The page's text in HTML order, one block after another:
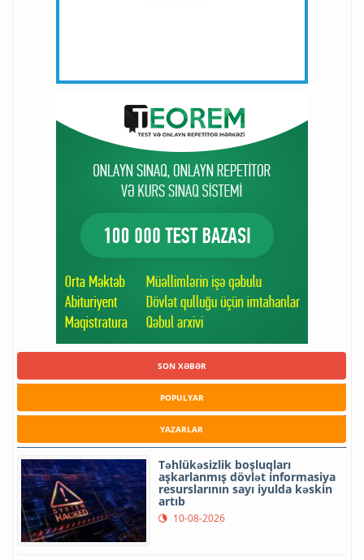
SON XƏBƏR
POPULYAR
YAZARLAR
Təhlükəsizlik boşluqları
aşkarlanmış dövlət informasiya
resurslarının sayı iyulda kəskin
artıb
10-08-2026